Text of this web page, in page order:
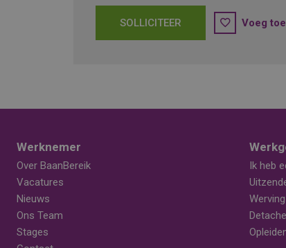
SOLLICITEER Voeg
Werknemer
Over BaanBereik
Vacatures
Nieuws
Ons Team
Stages
Ik heb